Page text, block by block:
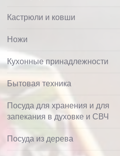
Кастрюли и ковши
Ножи
Кухонные принадлежности
Бытовая техника
Посуда для хранения и для
запекания в духовке и СВЧ
Посуда из дерева